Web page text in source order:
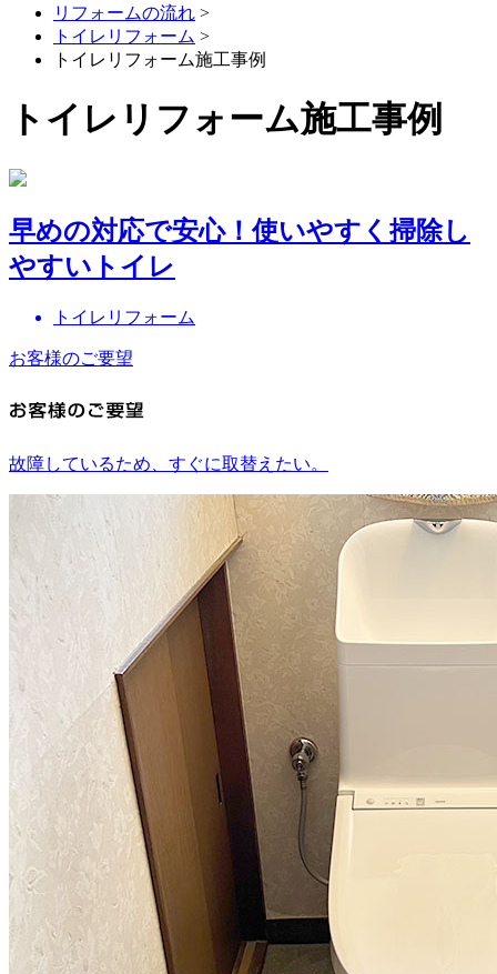
リフォームの流れ >
トイレリフォーム >
トイレリフォーム施工事例
トイレリフォーム施工事例
早めの対応で安心！使いやすく掃除し
やすいトイレ
トイレリフォーム
お客様のご要望
故障しているため、すぐに取替えたい。